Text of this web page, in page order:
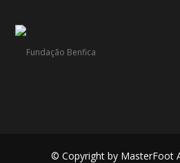
© Copyright by MasterFoot